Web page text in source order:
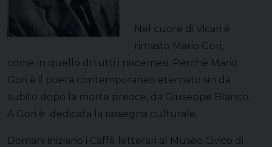
Nel cuore di Vicari è
rimasto Mario Gori,
come in quello di tutti i niscemesi. Perchè Mario
Gori è il poeta contemporaneo eternato sin da
subito dopo la morte preoce, da Giuseppe Blanco.
A Gori è dedicata la rassegna culturale.
Domani iniziano i Caffè letterari al Museo Civico di